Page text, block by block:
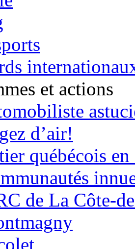
et actions
d’air!
québécois
de La Côte-